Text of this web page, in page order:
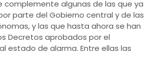
complemente algunas de las que ya
parte del Gobierno central y de las
y las que hasta ahora se han
Decretos aprobados por el
estado de alarma. Entre ellas las